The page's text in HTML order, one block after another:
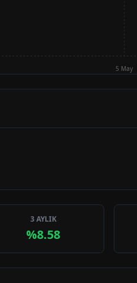
5 May
3 AYLIK
%8.58